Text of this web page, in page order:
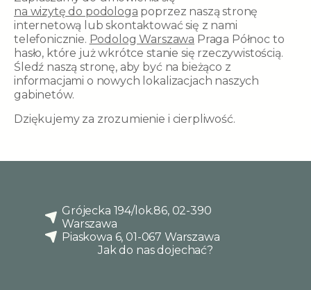
na wizytę do podologa poprzez naszą stronę
internetową lub skontaktować się z nami
telefonicznie. Podolog Warszawa Praga Północ to
hasło, które już wkrótce stanie się rzeczywistością.
Śledź naszą stronę, aby być na bieżąco z
informacjami o nowych lokalizacjach naszych
gabinetów.
Dziękujemy za zrozumienie i cierpliwość.
Grójecka 194/lok.86, 02-390
Warszawa
Piaskowa 6, 01-067 Warszawa
Jak do nas dojechać?